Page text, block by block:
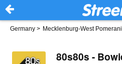
Germany > Mecklenburg-West
80s80s -